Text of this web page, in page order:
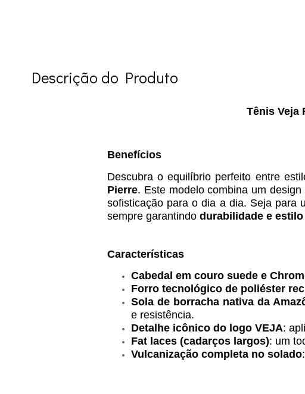
Descrição do Produto
Tênis Veja
Benefícios
Descubra o equilíbrio perfeito entre
Pierre. Este modelo combina um design
sofisticação para o dia a dia. Seja para
sempre garantindo durabilidade e
Características
Cabedal em couro suede e
Forro tecnológico de poliéster
Sola de borracha nativa da
e resistência.
Detalhe icônico do logo VEJA:
Fat laces (cadarços largos): um
Vulcanização completa no solado